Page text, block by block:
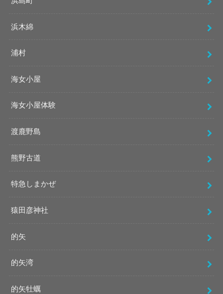
浜木綿
浦村
海女小屋
海女小屋体験
渡鹿野島
熊野古道
特急しまかぜ
猿田彦神社
的矢
的矢湾
的矢牡蠣